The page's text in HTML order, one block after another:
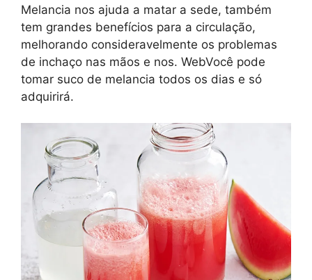
Melancia nos ajuda a matar a sede, também
tem grandes benefícios para a circulação,
melhorando consideravelmente os problemas
de inchaço nas mãos e nos. WebVocê pode
tomar suco de melancia todos os dias e só
adquirirá.